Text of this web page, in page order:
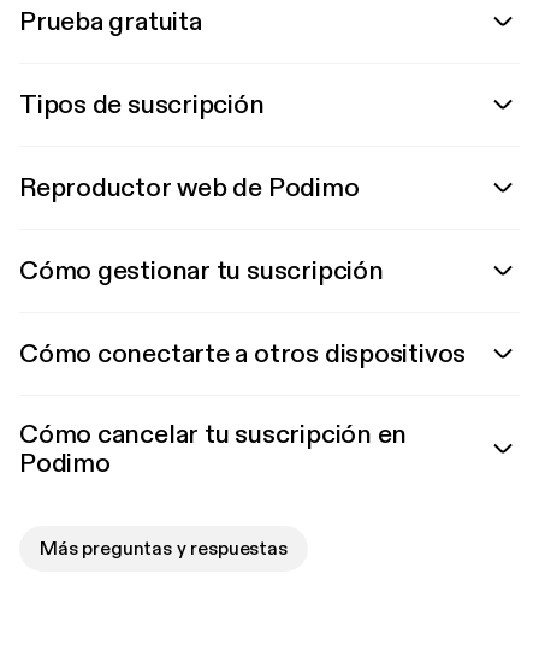
Prueba gratuita
Tipos de suscripción
Reproductor web de Podimo
Cómo gestionar tu suscripción
Cómo conectarte a otros dispositivos
Cómo cancelar tu suscripción en
Podimo
Más preguntas y respuestas